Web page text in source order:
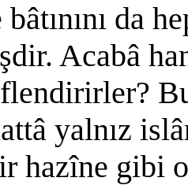
da
Acabâ
yalnız
hazîne gibi